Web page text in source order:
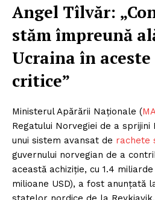
Angel Tîlvăr:
stăm împreună
Ucraina în
critice”
Ministerul Apărării Naționale (
Regatului Norvegiei de a sprijini
unui sistem avansat de rachete
guvernului norvegian de a
această achiziție, cu 1.4
milioane USD), a fost anunțată